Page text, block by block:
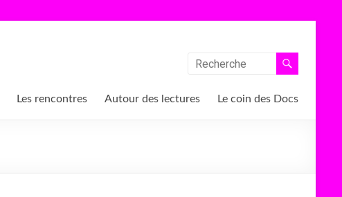
Les rencontres Autour des lectures Le coin des Docs